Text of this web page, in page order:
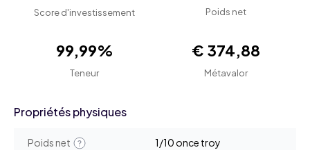
Score d'investissement Poids net
99,99%
Teneur
€ 374,88
Métavalor
Propriétés physiques
Poids net 1/10 once troy